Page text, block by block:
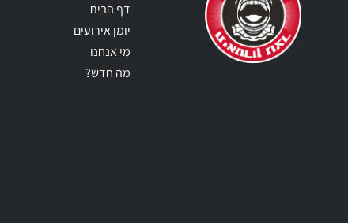
דף הבית
יומן אירועים
מי אנחנו
מה חדש?